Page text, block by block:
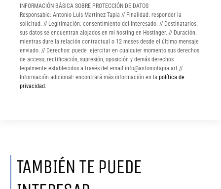
INFORMACIÓN BÁSICA SOBRE PROTECCIÓN DE DATOS
Responsable: Antonio Luis Martínez Tapia // Finalidad: responder la
solicitud. // Legitimación: consentimiento del interesado. // Destinatarios:
sus datos se encuentran alojados en mi hosting en Hostinger. // Duración:
mientras dure la relación contractual o 12 meses desde el último mensaje
enviado. // Derechos: puede ejercitar en cualquier momento sus derechos
de acceso, rectificación, supresión, oposición y demás derechos
legalmente establecidos a través del email info@antoniotapia.art //
Información adicional: encontrará más información en la política de
privacidad.
TAMBIÉN TE PUEDE